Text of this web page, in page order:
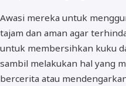
Awasi mereka untuk
tajam dan aman agar
untuk membersihkan kuku
sambil melakukan hal yang
bercerita atau